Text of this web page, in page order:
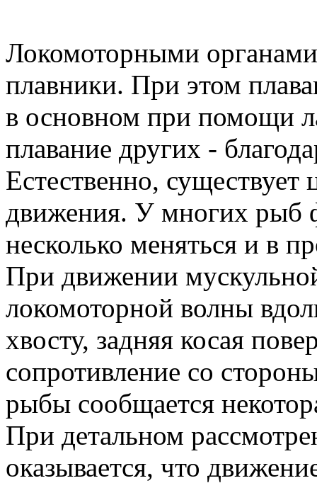
Локомоторными
плавники. При этом
в основном при помощи
плавание других -
Естественно,
движения. У многих рыб
несколько меняться и в
При движении
локомоторной волны
хвосту, задняя косая
сопротивление со
рыбы сообщается
При детальном
оказывается, что